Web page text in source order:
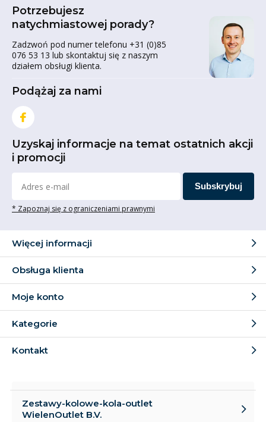
Potrzebujesz
natychmiastowej porady?
Zadzwoń pod numer telefonu +31 (0)85
076 53 13 lub skontaktuj się z naszym
działem obsługi klienta.
Podążaj za nami
Uzyskaj informacje na temat ostatnich akcji
i promocji
Subskrybuj
* Zapoznaj się z ograniczeniami prawnymi
Więcej informacji
Obsługa klienta
Moje konto
Kategorie
Kontakt
Zestawy-kolowe-kola-outlet
WielenOutlet B.V.